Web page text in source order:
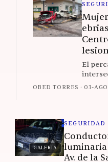
El
OBED TORRES · 03-AGO
GALERÍA
SEGURIDAD
luminaria
Av. de la